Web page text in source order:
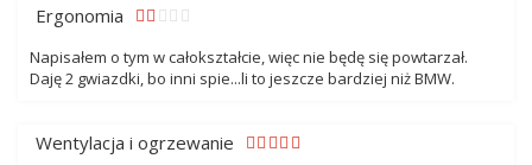
Ergonomia
Napisałem o tym w całokształcie, więc nie będę się powtarzał.
Daję 2 gwiazdki, bo inni spie...li to jeszcze bardziej niż BMW.
Wentylacja i ogrzewanie